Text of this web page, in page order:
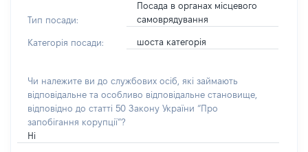
Тип посади:
Посада в органах місцевого
самоврядування
Категорія посади: шоста категорія
Чи належите ви до службових осіб, які займають
відповідальне та особливо відповідальне становище,
відповідно до статті 50 Закону України “Про
запобігання корупції”?
Ні